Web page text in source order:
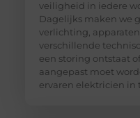
veiligheid in iedere
Dagelijks maken we
verlichting,
verschillende
een storing ontstaat
aangepast moet
ervaren elektricien in